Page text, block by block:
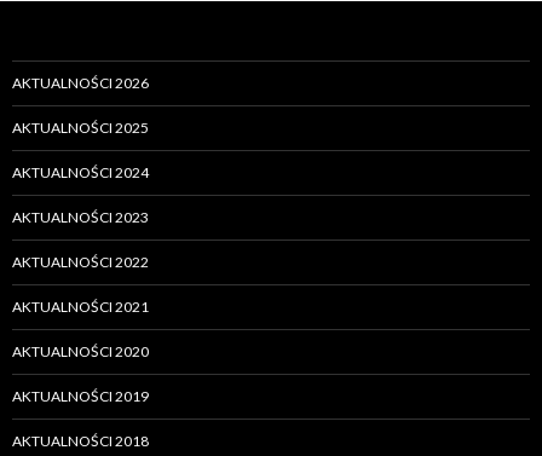
AKTUALNOŚCI 2026
AKTUALNOŚCI 2025
AKTUALNOŚCI 2024
AKTUALNOŚCI 2023
AKTUALNOŚCI 2022
AKTUALNOŚCI 2021
AKTUALNOŚCI 2020
AKTUALNOŚCI 2019
AKTUALNOŚCI 2018